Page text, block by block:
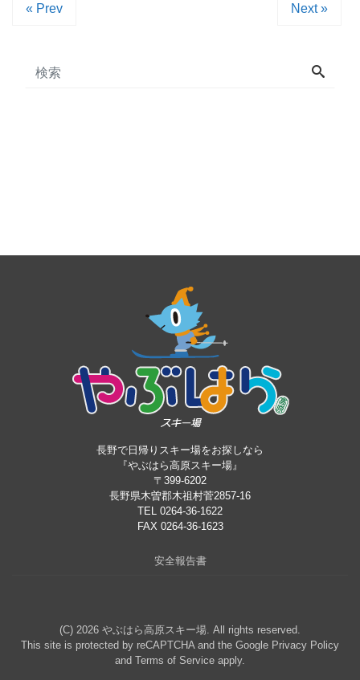
« Prev Next »
長野で日帰りスキー場をお探しなら
『やぶはら高原スキー場』
〒399-6202
長野県木曽郡木祖村菅2857-16
TEL 0264-36-1622
FAX 0264-36-1623
安全報告書
(C) 2026 やぶはら高原スキー場 . All rights reserved.
This site is protected by reCAPTCHA and the Google Privacy Policy
and Terms of Service apply.